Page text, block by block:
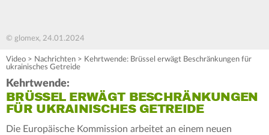
© glomex, 24.01.2024
Video > Nachrichten > Kehrtwende: Brüssel erwägt Beschränkungen für
ukrainisches Getreide
Kehrtwende:
BRÜSSEL ERWÄGT BESCHRÄNKUNGEN
FÜR UKRAINISCHES GETREIDE
Die Europäische Kommission arbeitet an einem neuen